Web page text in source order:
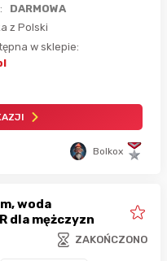
DARMOWA
z Polski
w sklepie:
Bolkox
dla mężczyzn
ZAKOŃCZONO